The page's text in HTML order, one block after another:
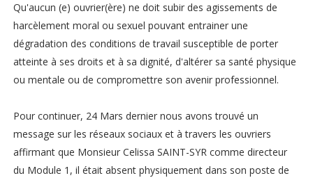
Qu'aucun (e) ouvrier(ère) ne doit subir des agissements de
harcèlement moral ou sexuel pouvant entrainer une
dégradation des conditions de travail susceptible de porter
atteinte à ses droits et à sa dignité, d'altérer sa santé physique
ou mentale ou de compromettre son avenir professionnel.
Pour continuer, 24 Mars dernier nous avons trouvé un
message sur les réseaux sociaux et à travers les ouvriers
affirmant que Monsieur Celissa SAINT-SYR comme directeur
du Module 1, il était absent physiquement dans son poste de